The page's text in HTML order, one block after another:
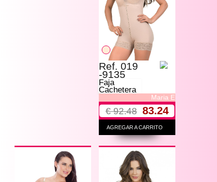
Ref. 019
-9135
Faja
Cachetera
Maria E
€ 92.48 83.24
AGREGAR A CARRITO